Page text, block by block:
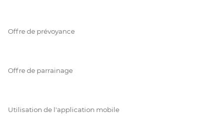
Offre de prévoyance
Offre de parrainage
Utilisation de l'application mobile